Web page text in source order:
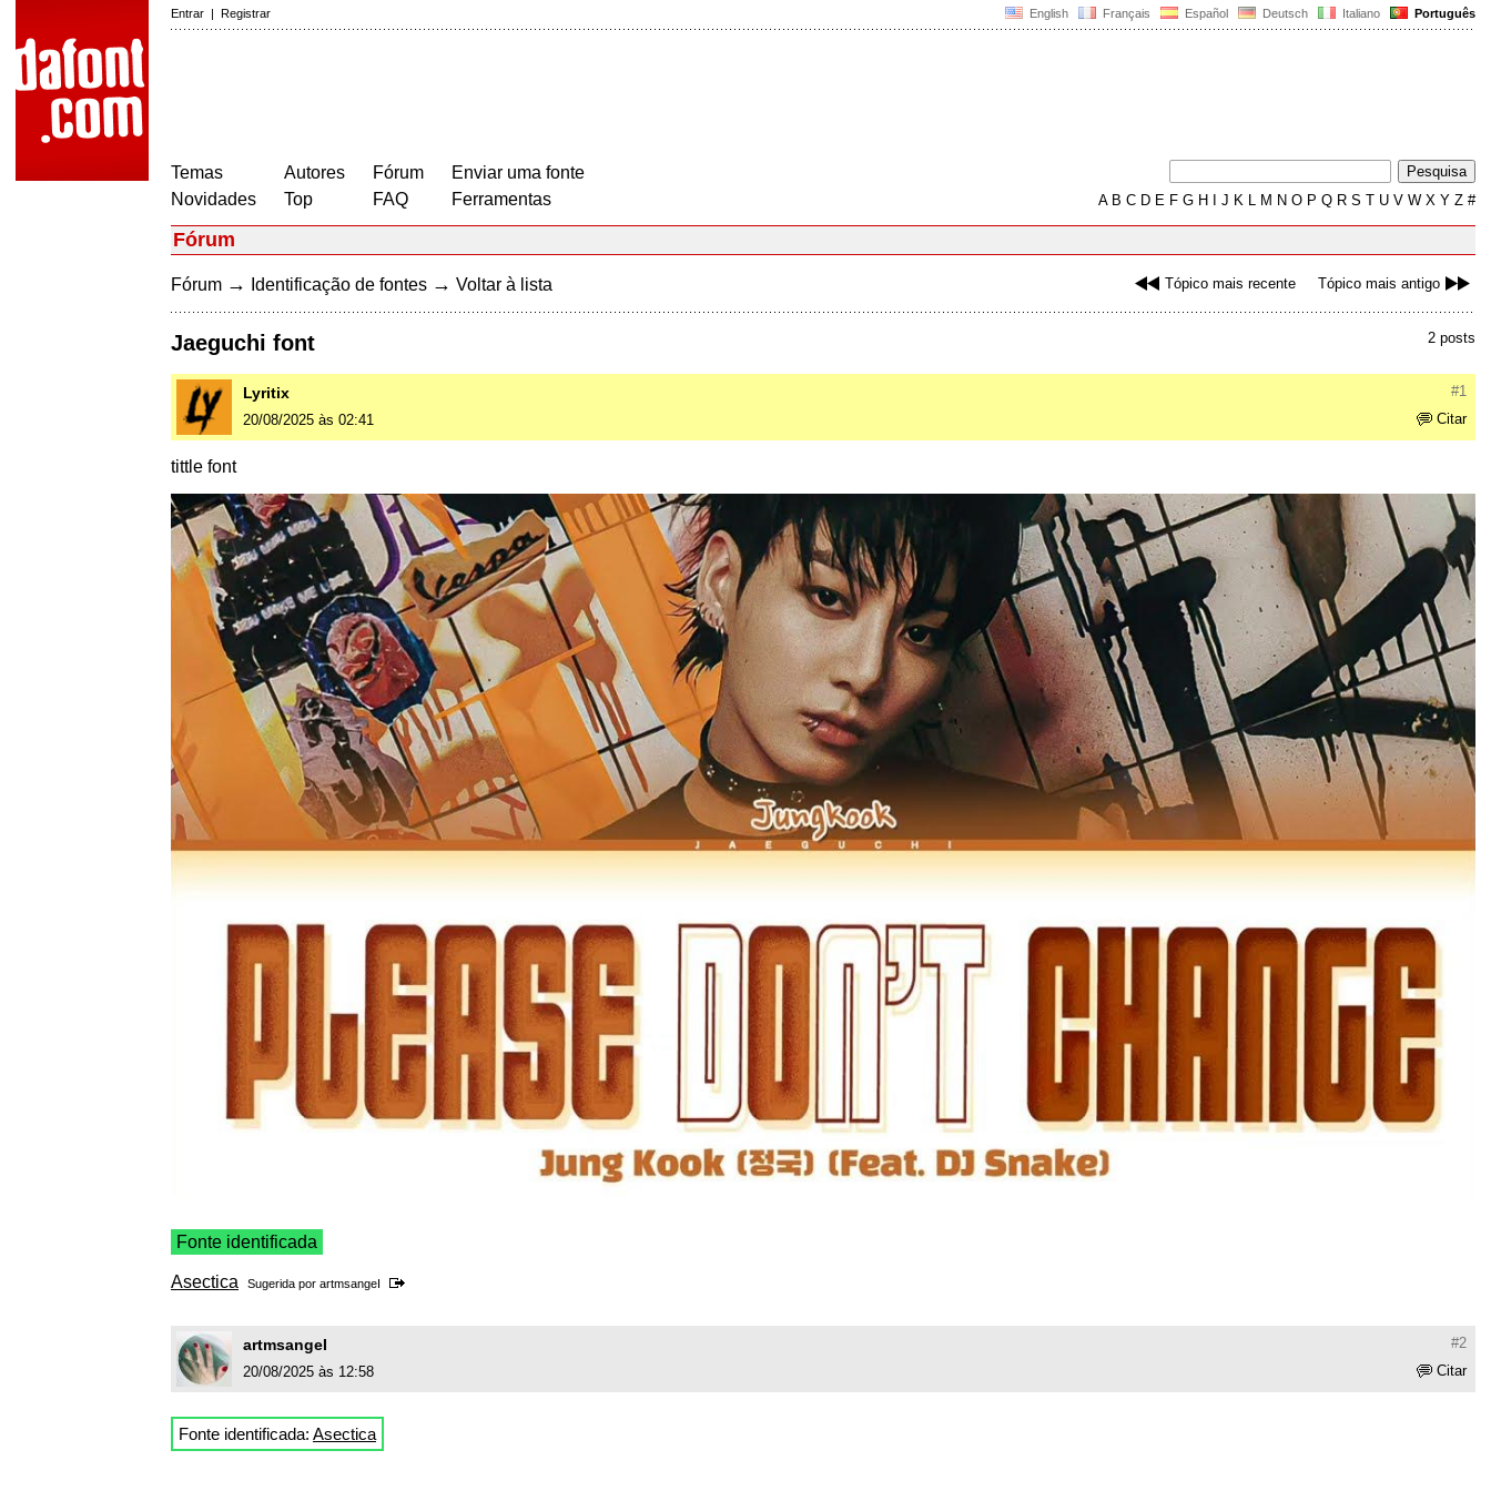
English Français Español Deutsch Italiano Português
Entrar | Registrar
Temas
Novidades
Autores
Top
Fórum
FAQ
Enviar uma fonte
Ferramentas
AB C D E F G H J K L M N O P Q R S T U V W X Y Z #
Fórum
Tópico mais recente Tópico mais antigo
Fórum → Identificação de fontes → Voltar à lista
2 posts
Jaeguchi font
#1
Lyritix
Citar
20/08/2025 às 02:41
tittle font
Fonte identificada
Asectica Sugerida por artmsangeI
#2
artmsangeI
Citar
20/08/2025 às 12:58
Fonte identificada: Asectica